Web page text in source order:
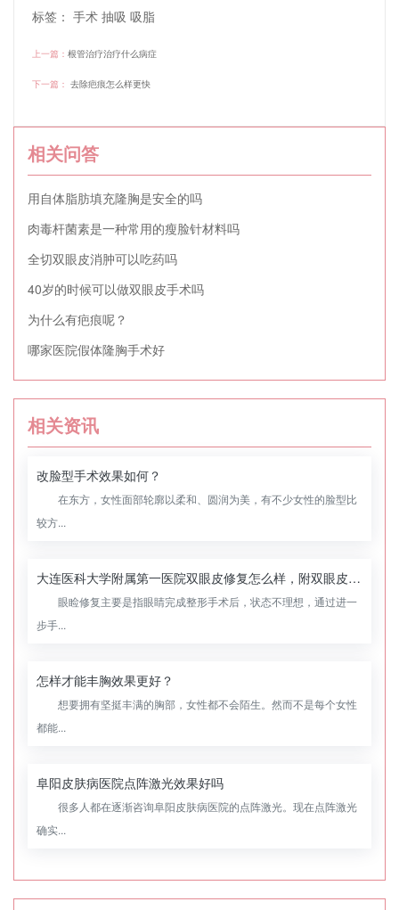
标签： 手术 抽吸 吸脂
上一篇： 根管治疗治疗什么病症
下一篇： 去除疤痕怎么样更快
相关问答
用自体脂肪填充隆胸是安全的吗
肉毒杆菌素是一种常用的瘦脸针材料吗
全切双眼皮消肿可以吃药吗
40岁的时候可以做双眼皮手术吗
为什么有疤痕呢？
哪家医院假体隆胸手术好
相关资讯
改脸型手术效果如何？
在东方，女性面部轮廓以柔和、圆润为美，有不少女性的脸型比
较方...
大连医科大学附属第一医院双眼皮修复怎么样，附双眼皮修复案例
眼睑修复主要是指眼睛完成整形手术后，状态不理想，通过进一
步手...
怎样才能丰胸效果更好？
想要拥有坚挺丰满的胸部，女性都不会陌生。然而不是每个女性
都能...
阜阳皮肤病医院点阵激光效果好吗
很多人都在逐渐咨询阜阳皮肤病医院的点阵激光。现在点阵激光
确实...